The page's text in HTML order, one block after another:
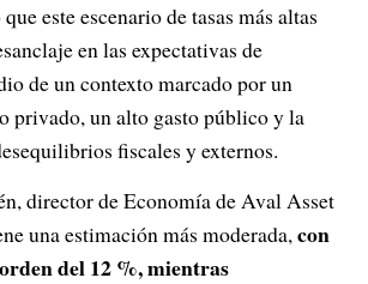
este escenario de tasas más altas
en las expectativas de
de un contexto marcado por un
privado, un alto gasto público y la
fiscales y externos.
director de Economía de Aval Asset
una estimación más moderada,con
del 12 %, mientras